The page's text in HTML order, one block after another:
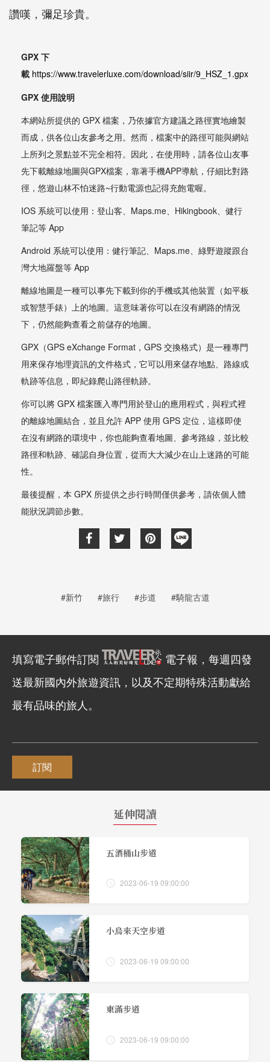
讚嘆，彌足珍貴。
GPX 下
載 https://www.travelerluxe.com/download/siir/9_HSZ_1.gpx
GPX 使用說明
本網站所提供的 GPX 檔案，乃依據官方建議之路徑實地繪製
而成，供各位山友參考之用。然而，檔案中的路徑可能與網站
上所列之景點並不完全相符。因此，在使用時，請各位山友事
先下載離線地圖與GPX檔案，靠著手機APP導航，仔細比對路
徑，悠遊山林不怕迷路~行動電源也記得充飽電喔。
IOS 系統可以使用：登山客、Maps.me、Hikingbook、健行
筆記等 App
Android 系統可以使用：健行筆記、Maps.me、綠野遊蹤跟台
灣大地羅盤等 App
離線地圖是一種可以事先下載到你的手機或其他裝置（如平板
或智慧手錶）上的地圖。這意味著你可以在沒有網路的情況
下，仍然能夠查看之前儲存的地圖。
GPX（GPS eXchange Format，GPS 交換格式）是一種專門
用來保存地理資訊的文件格式，它可以用來儲存地點、路線或
軌跡等信息，即紀錄爬山路徑軌跡。
你可以將 GPX 檔案匯入專門用於登山的應用程式，與程式裡
的離線地圖結合，並且允許 APP 使用 GPS 定位，這樣即使
在沒有網路的環境中，你也能夠查看地圖、參考路線，並比較
路徑和軌跡、確認自身位置，從而大大減少在山上迷路的可能
性。
最後提醒，本 GPX 所提供之步行時間僅供參考，請依個人體
能狀況調節步數。
#新竹 #旅行 #步道 #騎龍古道
填寫電子郵件訂閱
電子報，每週四發
送最新國內外旅遊資訊，以及不定期特殊活動獻給
最有品味的旅人。
訂閱
延伸閱讀
五酒桶山步道
2023-06-19 09:00:00
小烏來天空步道
2023-06-19 09:00:00
東滿步道
2023-06-19 09:00:00